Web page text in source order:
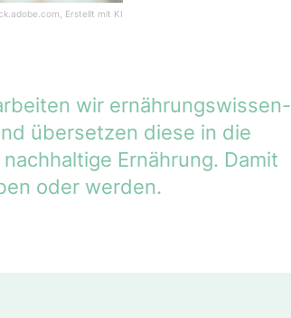
Erstellt mit KI
wir er­nähr­ungs­wis­sen­
übersetzen diese in die
Ernährung. Damit
oder werden.